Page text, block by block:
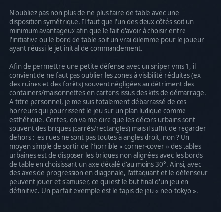
N'oubliez pas non plus de ne plus faire de table avec une
disposition symétrique. Il faut que l'un des deux côtés soit un
minimum avantageux afin que le fait d'avoir à choisir entre
l'initiative ou le bord de table soit un vrai dilemme pour le joueur
ayant réussi le jet initial de commandement.
Afin de permettre une petite défense avec un sniper vms 1, il
convient de ne faut pas oublier les zones à visibilité réduites (ex
des ruines et des forêts) souvent négligées au détriment des
containers/maisonnettes en cartons issus des kits de démarrage.
A titre personnel, je me suis totalement débarrassé de ces
horreurs qui pourrissent le jeu sur un plan ludique comme
esthétique. Certes, on va me dire que les décors urbains sont
souvent des briques (carrés/rectangles) mais il suffit de regarder
dehors : les rues ne sont pas toutes à angles droit, non ? Un
moyen simple de sortir de l'horrible « corner-cover » des tables
urbaines est de disposer les briques non alignées avec les bords
de table en choisissant un axe décalé d'au moins 30°. Ainsi, avec
des axes de progression en diagonale, l'attaquant et le défenseur
peuvent jouer et s'amuser, ce qui est le but final d'un jeu en
définitive. Un parfait exemple est le tapis de jeu « neo-tokyo ».